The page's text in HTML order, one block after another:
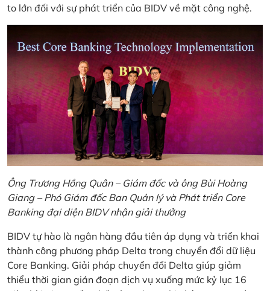
to lớn đối với sự phát triển của BIDV về mặt công nghệ.
Ông Trương Hồng Quân – Giám đốc và ông Bùi Hoàng
Giang – Phó Giám đốc Ban Quản lý và Phát triển Core
Banking đại diện BIDV nhận giải thưởng
BIDV tự hào là ngân hàng đầu tiên áp dụng và triển khai
thành công phương pháp Delta trong chuyển đổi dữ liệu
Core Banking. Giải pháp chuyển đổi Delta giúp giảm
thiểu thời gian gián đoạn dịch vụ xuống mức kỷ lục 16